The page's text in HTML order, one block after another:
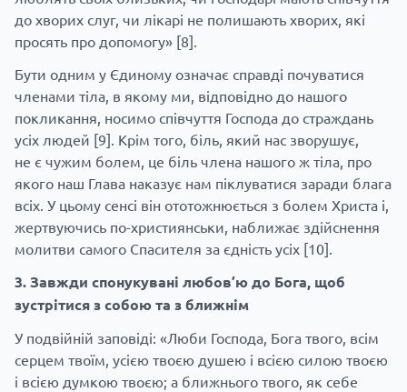
до хворих слуг, чи лікарі не полишають хворих, які
просять про допомогу» [8].
Бути одним у Єдиному означає справді почуватися
членами тіла, в якому ми, відповідно до нашого
покликання, носимо співчуття Господа до страждань
усіх людей [9]. Крім того, біль, який нас зворушує,
не є чужим болем, це біль члена нашого ж тіла, про
якого наш Глава наказує нам піклуватися заради блага
всіх. У цьому сенсі він ототожнюється з болем Христа і,
жертвуючись по-християнськи, наближає здійснення
молитви самого Спасителя за єдність усіх [10].
3. Завжди спонукувані любов’ю до Бога, щоб
зустрітися з собою та з ближнім
У подвійній заповіді: «Люби Господа, Бога твого, всім
серцем твоїм, усією твоєю душею і всією силою твоєю
і всією думкою твоєю; а ближнього твого, як себе